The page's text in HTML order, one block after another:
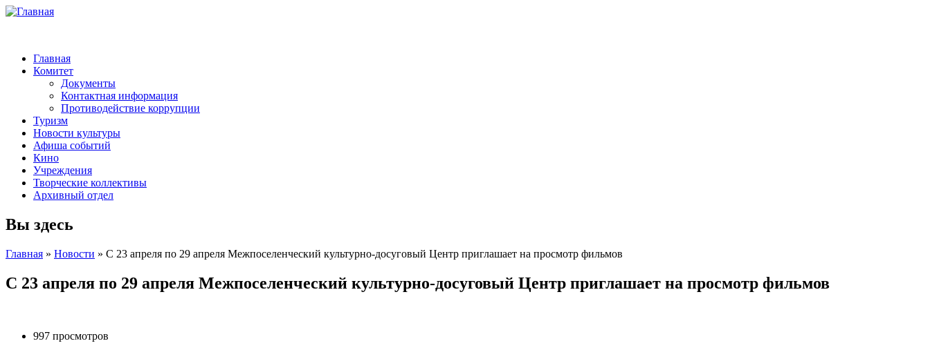
Главная
Комитет
Документы
Контактная информация
Противодействие коррупции
Туризм
Новости культуры
Афиша событий
Кино
Учреждения
Творческие коллективы
Архивный отдел
Вы здесь
Главная » Новости » С 23 апреля по 29 апреля Межпоселенческий культурно-досуговый Центр приглашает на просмотр фильмов
С 23 апреля по 29 апреля Межпоселенческий культурно-досуговый Центр приглашает на просмотр фильмов
997 просмотров